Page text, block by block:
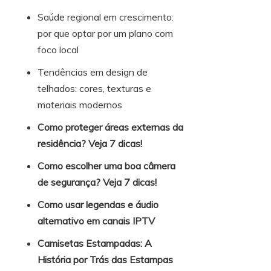
Saúde regional em crescimento:
por que optar por um plano com
foco local
Tendências em design de
telhados: cores, texturas e
materiais modernos
Como proteger áreas externas da
residência? Veja 7 dicas!
Como escolher uma boa câmera
de segurança? Veja 7 dicas!
Como usar legendas e áudio
alternativo em canais IPTV
Camisetas Estampadas: A
História por Trás das Estampas